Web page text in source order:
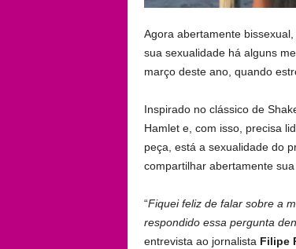
Agora abertamente
sua sexualidade há alguns
março deste ano, quando
Inspirado no clássico de
Hamlet e, com isso, precisa
peça, está a sexualidade do
compartilhar abertamente
“Fiquei feliz de falar sobre a
respondido essa pergunta
entrevista ao jornalistaFilipe